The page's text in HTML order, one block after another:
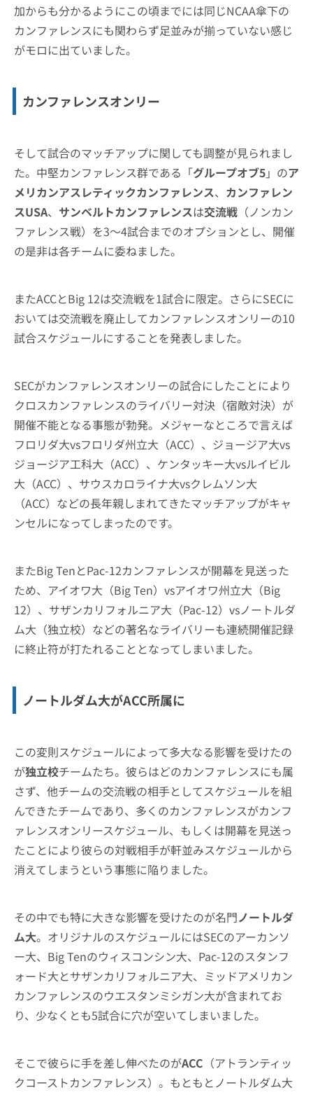
加からも分かるようにこの頃までには同じNCAA傘下の
カンファレンスにも関わらず足並みが揃っていない感じ
がモロに出ていました。
カンファレンスオンリー
そして試合のマッチアップに関しても調整が見られまし
た。中堅カンファレンス群である「グループオブ5」のア
メリカンアスレティックカンファレンス、 カンファレン
スUSA、 サンベルトカンファレンスは交流戦 （ノンカン
ファレンス戦）を3〜4試合までのオプションとし、開催
の是非は各チームに委ねました。
またACCとBig 12は交流戦を1試合に限定。さらにSECに
おいては交流戦を廃止してカンファレンスオンリーの10
試合スケジュールにすることを発表しました。
SECがカンファレンスオンリーの試合にしたことにより
クロスカンファレンスのライバリー対決（宿敵対決）が
開催不能となる事態が勃発。メジャーなところで言えば
フロリダ大vsフロリダ州立大（ACC）、ジョージア大vs
ジョージア工科大（ACC）、ケンタッキー大vsルイビル
大（ACC）、サウスカロライナ大vsクレムソン大
（ACC）などの長年親しまれてきたマッチアップがキャ
ンセルになってしまったのです。
またBig TenとPac-12カンファレンスが開幕を見送った
ため、アイオワ大（Big Ten）vsアイオワ州立大（Big
12）、サザンカリフォルニア大（Pac-12）vsノートルダ
ム大（独立校）などの著名なライバリーも連続開催記録
に終止符が打たれることとなってしまいました。
ノートルダム大がACC所属に
この変則スケジュールによって多大なる影響を受けたの
が独立校チームたち。彼らはどのカンファレンスにも属
さず、他チームの交流戦の相手としてスケジュールを組
んできたチームであり、多くのカンファレンスがカンフ
ァレンスオンリースケジュール、もしくは開幕を見送っ
たことにより彼らの対戦相手が軒並みスケジュールから
消えてしまうという事態に陥りました。
その中でも特に大きな影響を受けたのが名門ノートルダ
ム大。オリジナルのスケジュールにはSECのアーカンソ
ー大、Big Tenのウィスコンシン大、Pac-12のスタンフ
ォード大とサザンカリフォルニア大、ミッドアメリカン
カンファレンスのウエスタンミシガン大が含まれてお
り、少なくとも5試合に穴が空いてしまいました。
そこで彼らに手を差し伸べたのがACC （アトランティッ
クコーストカンファレンス）。もともとノートルダム大